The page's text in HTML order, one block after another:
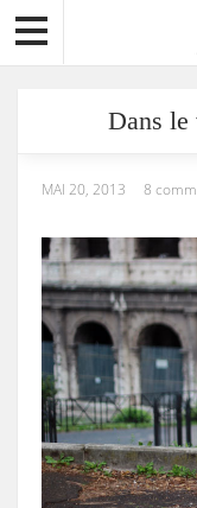
Dans le
MAI 20, 2013 8